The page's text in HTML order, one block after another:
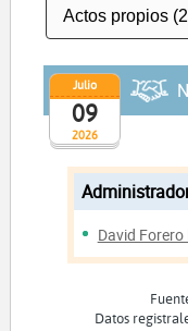
2026
Julio
09
David Forero
Datos